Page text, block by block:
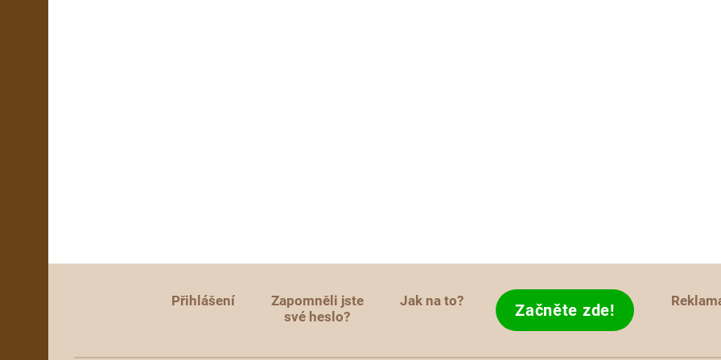
Přihlášení
Zapomněli jste
své heslo?
Jak na to? Začněte zde!